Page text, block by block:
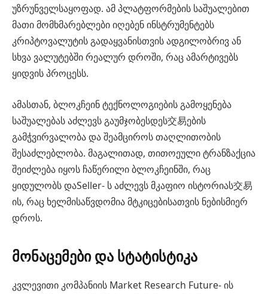
უზრუნველსაყოფად. ამ პლატფორმების საშუალებით
მათი მომხმარებლები იღებენ ინსტრუმენტებს
კრიპტოვალუტის გადაყვანისთვის ადგილობრივ ან
სხვა ვალუტებში რეალურ დროში, რაც ამარტივებს
ყიდვის პროცესს.
ამასთან, ბლოკჩეინ ტექნოლოგიების გამოყენება
საშუალებას აძლევს გაუმჯობესდეს交易ების
გამჭვირვალობა და შეამციროს თაღლითობის
შესაძლებლობა. მაგალითად, თითოეული ტრანზაქცია
შეიძლება იყოს ჩაწერილი ბლოკჩეინში, რაც
ყიდულობს დაSeller- ს აძლევს მკაფიო ისტორიას交易
ის, რაც ხელმისაწვდომია მტკიცებისათვის ნებისმიერ
დროს.
მონაცემები და სტატისტიკა
კვლევითი კომპანიის Market Research Future- ის